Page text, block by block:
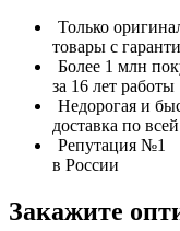
Только
товары с
Более 1 млн
за 16 лет работы
Недорогая и
доставка по
Репутация №1
в России
Закажите